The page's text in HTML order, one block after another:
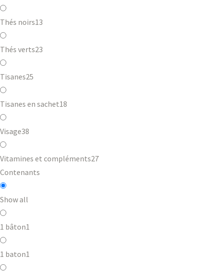
Thés noirs13
Thés verts23
Tisanes25
Tisanes en sachet18
Visage38
Vitamines et compléments27
Contenants
Show all
1 bâton1
1 baton1